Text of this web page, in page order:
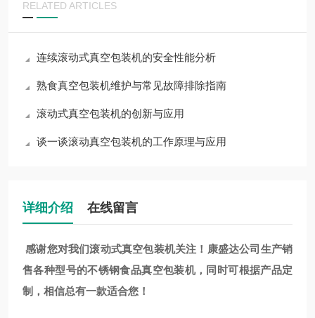
RELATED ARTICLES
连续滚动式真空包装机的安全性能分析
熟食真空包装机维护与常见故障排除指南
滚动式真空包装机的创新与应用
谈一谈滚动真空包装机的工作原理与应用
详细介绍 在线留言
感谢您对我们滚动式真空包装机关注！康盛达公司生产销
售各种型号的不锈钢食品真空包装机，同时可根据产品定
制，相信总有一款适合您！